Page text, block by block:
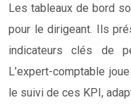
Les tableaux de bord
pour le dirigeant. Ils
indicateurs clés de
L’expert-comptable
le suivi de ces KPI,